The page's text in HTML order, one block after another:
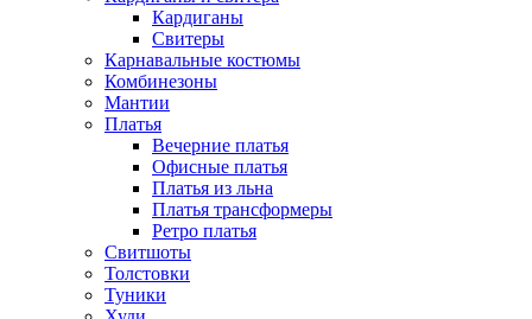
Кардиганы
Свитеры
Карнавальные костюмы
Комбинезоны
Мантии
Платья
Вечерние платья
Офисные платья
Платья из льна
Платья трансформеры
Ретро платья
Свитшоты
Толстовки
Туники